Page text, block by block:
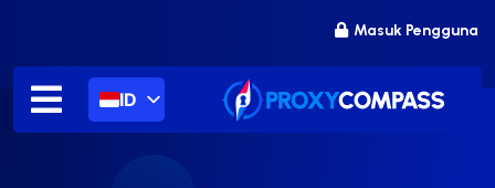
konten
Masuk Pengguna
ID